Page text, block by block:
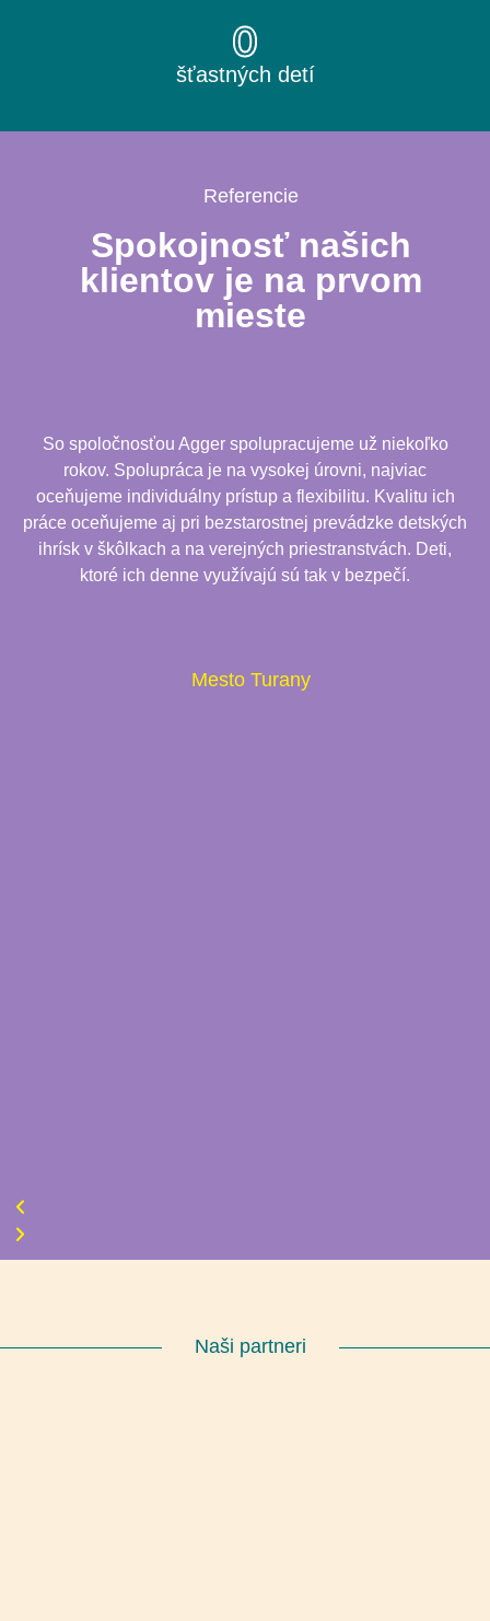
šťastných detí
0
Referencie
Spokojnosť našich
klientov je na prvom
mieste
So spoločnosťou Agger spolupracujeme už niekoľko
rokov. Spolupráca je na vysokej úrovni, najviac
oceňujeme individuálny prístup a flexibilitu. Kvalitu ich
práce oceňujeme aj pri bezstarostnej prevádzke detských
ihrísk v škôlkach a na verejných priestranstvách. Deti,
ktoré ich denne využívajú sú tak v bezpečí.
Mesto Turany
Naši partneri